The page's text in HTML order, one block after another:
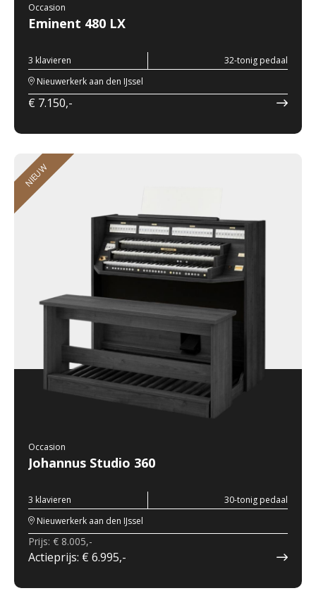
Occasion
Eminent 480 LX
3 klavieren
32-tonig pedaal
Nieuwerkerk aan den IJssel
€ 7.150,-
NIEUW
Occasion
Johannus Studio 360
3 klavieren
30-tonig pedaal
Nieuwerkerk aan den IJssel
Prijs: € 8.005,-
Actieprijs: € 6.995,-